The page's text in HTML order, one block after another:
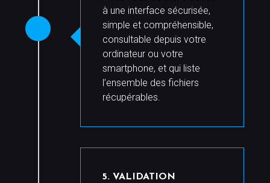
à une interface sécurisée,
simple et compréhensible,
consultable depuis votre
ordinateur ou votre
smartphone, et qui liste
l’ensemble des fichiers
récupérables.
5. VALIDATION